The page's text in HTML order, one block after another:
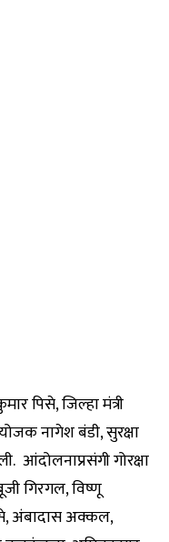
पिसे, जिल्हा मंत्री
नागेश बंडी, सुरक्षा
आंदोलनाप्रसंगी गोरक्षा
गिरगल, विष्णू
अंबादास अक्कल,